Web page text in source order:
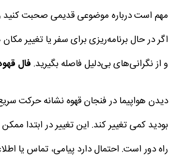
مهم است درباره موضوعی قدیمی صحبت کنید و
اگر در حال برنامه‌ریزی برای سفر یا تغییر
و از نگرانی‌های بی‌دلیل فاصله بگیرید. فال
دیدن هواپیما در فنجان قهوه نشانه حرکت
بودید کمی تغییر کند. این تغییر در ابتدا
راه دور است. احتمال دارد پیامی، تماس یا